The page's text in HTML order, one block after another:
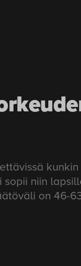
sopii niin
on 46-